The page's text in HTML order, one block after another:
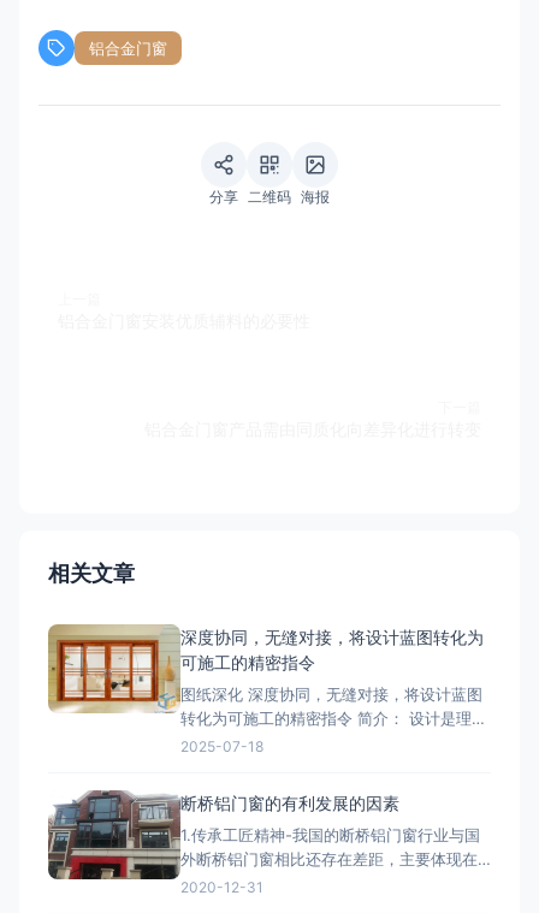
铝合金门窗
分享 二维码 海报
相关文章
深度协同，无缝对接，将设计蓝图转化为
可施工的精密指令
图纸深化 深度协同，无缝对接，将设计蓝图
转化为可施工的精密指令 简介： 设计是理
想，深化是让理想落地的桥梁。我们的
与细化。我们精准核算每一个节点的结构、
强度、安装逻辑和材料工艺，生成包括加工
图、组装图、节点大样图
2025-07-18
断桥铝门窗的有利发展的因素
1.传承工匠精神-我国的断桥铝门窗行业与国
外断桥铝门窗相比还存在差距，主要体现在
产品质量、技术含量等方面，因此要打造断
2020-12-31